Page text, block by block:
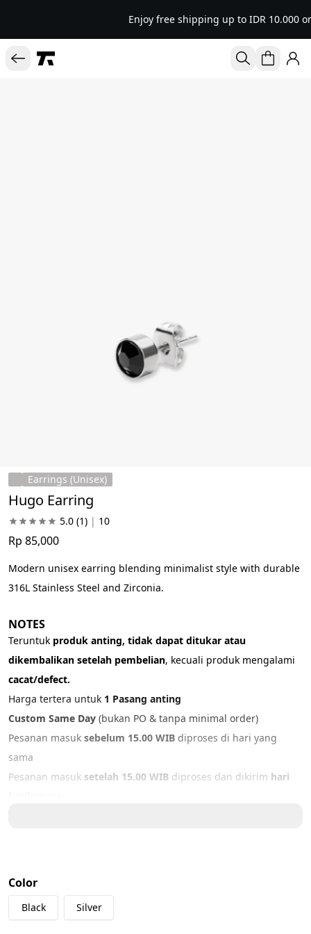
Enjoy free shipping up to IDR 10.000
Earrings (Unisex)
Hugo Earring
5.0 (1) | 10
Rp 85,000
Modern unisex earring blending minimalist style with durable
316L Stainless Steel and Zirconia.
NOTES
Teruntuk produk anting, tidak dapat ditukar atau
dikembalikan setelah pembelian, kecuali produk mengalami
cacat/defect.
Harga tertera untuk 1 Pasang anting
Custom Same Day (bukan PO & tanpa minimal order)
Pesanan masuk sebelum 15.00 WIB diproses di hari yang
sama
Pesanan masuk setelah 15.00 WIB diproses dan dikirim hari
Color:
IMPORTANT NOTICE
Color
Black Silver